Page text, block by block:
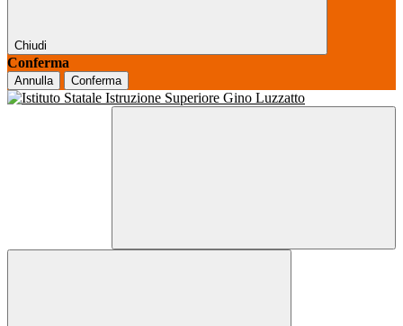
Chiudi
Conferma
Annulla Conferma